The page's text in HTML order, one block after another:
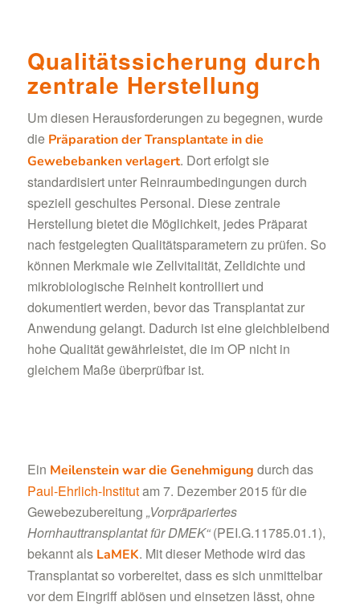
Qualitätssicherung durch
zentrale Herstellung
Um diesen Herausforderungen zu begegnen, wurde
die Präparation der Transplantate in die
Gewebebanken verlagert. Dort erfolgt sie
standardisiert unter Reinraumbedingungen durch
speziell geschultes Personal. Diese zentrale
Herstellung bietet die Möglichkeit, jedes Präparat
nach festgelegten Qualitätsparametern zu prüfen. So
können Merkmale wie Zellvitalität, Zelldichte und
mikrobiologische Reinheit kontrolliert und
dokumentiert werden, bevor das Transplantat zur
Anwendung gelangt. Dadurch ist eine gleichbleibend
hohe Qualität gewährleistet, die im OP nicht in
gleichem Maße überprüfbar ist.
Ein Meilenstein war die Genehmigung durch das
Paul-Ehrlich-Institutam 7. Dezember 2015 für die
Gewebezubereitung „Vorpräpariertes
Hornhauttransplantat für DMEK“(PEI.G.11785.01.1),
bekannt als LaMEK. Mit dieser Methode wird das
Transplantat so vorbereitet, dass es sich unmittelbar
vor dem Eingriff ablösen und einsetzen lässt, ohne